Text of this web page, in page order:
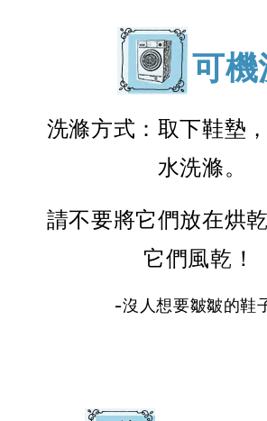
可
洗滌方式：取下鞋墊
水洗滌。
請不要將它們放在烘
它們風乾！
-沒人想要皺皺的鞋